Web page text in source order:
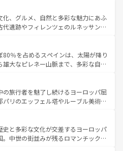
化、グルメ、自然と多彩な魅力にあふ
代遺跡やフィレンツェのルネッサンス
しい田園風景やアマルフィ海岸の絶
見逃せない。観光の合間には、本場の
絶品のイタリア料理を堪能することも
で、忘れられない旅をしてみよう！
ア情報はコンテンツ一覧 を参照してほ
80％を占めるスペインは、太陽が降り
雄大なピレネー山脈まで、多彩な自然
は、情熱的なフラメンコ、熱気あふ
味しいタパスが生活の一部となってい
の洗練された雰囲気や、バルセロナの
なビーチリゾートまで多彩な表情を見
風土や気候が異なるスペインはその個
性で訪れる人を魅了する。 なお、新着のスペイン情報はコ
の旅行者を魅了し続けるヨーロッパ屈
パリのエッフェル塔やルーブル美術館
まっている。華麗な宮殿、歴史的な大
、そして豊かな自然が、訪れる者を心
、フランスは美食の国としても知ら
史と多彩な文化が交差するヨーロッパ
。中世の街並みが残るロマンチック街